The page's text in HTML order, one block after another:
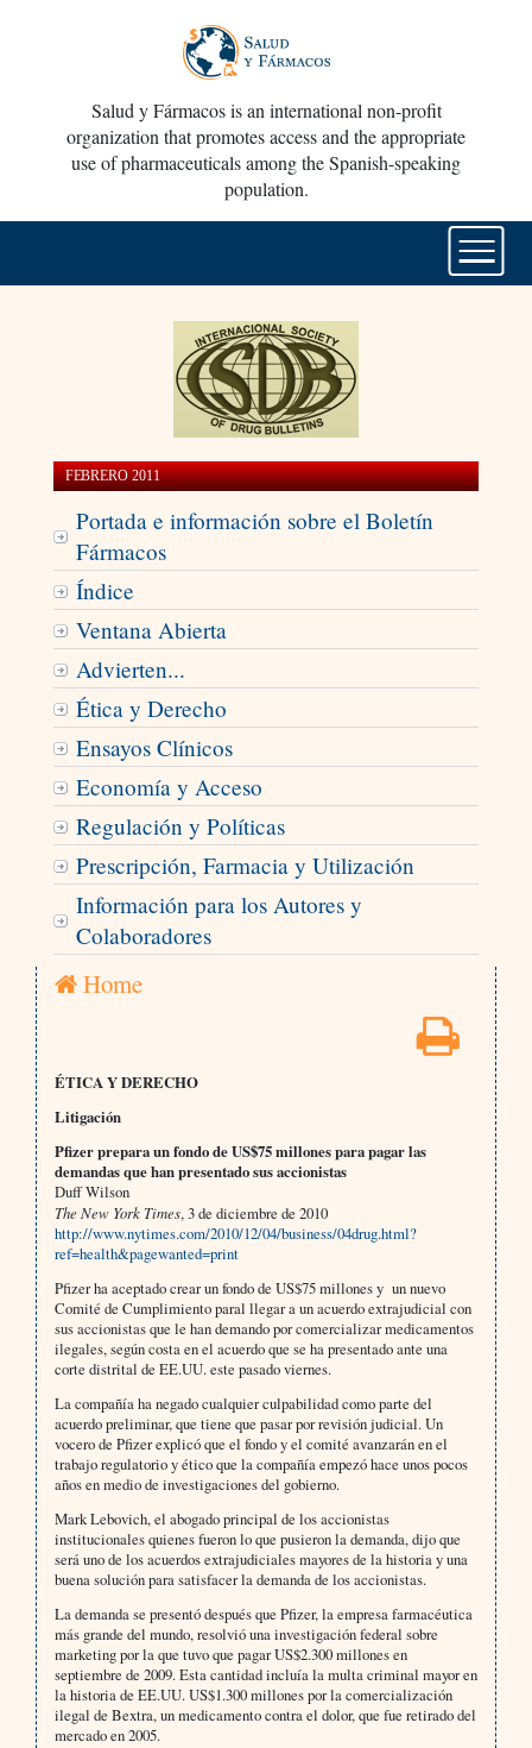
Salud y Fármacos is an international non-profit
organization that promotes access and the appropriate
use of pharmaceuticals among the Spanish-speaking
population.
FEBRERO 2011
Portada e información sobre el Boletín
Fármacos
Índice
Ventana Abierta
Advierten...
Ética y Derecho
Ensayos Clínicos
Economía y Acceso
Regulación y Políticas
Prescripción, Farmacia y Utilización
Información para los Autores y
Colaboradores
Home
ÉTICA Y DERECHO
Litigación
Pfizer prepara un fondo de US$75 millones para pagar las
demandas que han presentado sus accionistas
Duff Wilson
The New York Times, 3 de diciembre de 2010
http://www.nytimes.com/2010/12/04/business/04drug.html?
ref=health&pagewanted=print
Pfizer ha aceptado crear un fondo de US$75 millones y un nuevo
Comité de Cumplimiento paral llegar a un acuerdo extrajudicial con
sus accionistas que le han demando por comercializar medicamentos
ilegales, según costa en el acuerdo que se ha presentado ante una
corte distrital de EE.UU. este pasado viernes.
La compañía ha negado cualquier culpabilidad como parte del
acuerdo preliminar, que tiene que pasar por revisión judicial. Un
vocero de Pfizer explicó que el fondo y el comité avanzarán en el
trabajo regulatorio y ético que la compañía empezó hace unos pocos
años en medio de investigaciones del gobierno.
Mark Lebovich, el abogado principal de los accionistas
institucionales quienes fueron lo que pusieron la demanda, dijo que
será uno de los acuerdos extrajudiciales mayores de la historia y una
buena solución para satisfacer la demanda de los accionistas.
La demanda se presentó después que Pfizer, la empresa farmacéutica
más grande del mundo, resolvió una investigación federal sobre
marketing por la que tuvo que pagar US$2.300 millones en
septiembre de 2009. Esta cantidad incluía la multa criminal mayor en
la historia de EE.UU. US$1.300 millones por la comercialización
ilegal de Bextra, un medicamento contra el dolor, que fue retirado del
mercado en 2005.